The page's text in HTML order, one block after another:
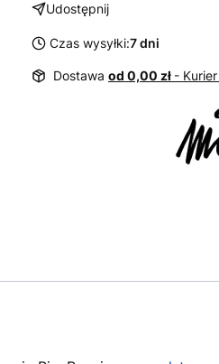
Udostępnij
Czas wysyłki:7 dni
Dostawa od 0,00 zł -